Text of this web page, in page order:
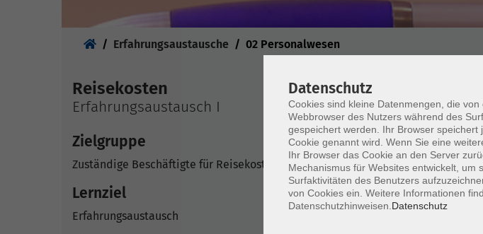
Erfahrungsaustausche 02 Personalwesen
Reisekosten
Erfahrungsaustausch I
Zielgruppe
Zuständige Beschäftigte für Reisekostenangelegenheiten
Lernziel
Erfahrungsaustausch
Datenschutz
Cookies sind kleine Datenmengen, die
Webbrowser des Nutzers während des
gespeichert werden. Ihr Browser
Cookie genannt wird. Wenn Sie eine
Ihr Browser das Cookie an den Server
Mechanismus für Websites entwickelt, um
Surfaktivitäten des Benutzers
von Cookies ein. Weitere Informationen
Datenschutzhinweisen. Datenschutz